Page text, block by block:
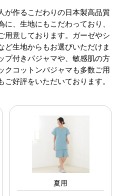
が作るこだわりの日本製高品質
、生地にもこだわっており、
用意しております。ガーゼやシ
ど生地からもお選びいただけま
プ付きパジャマや、敏感肌の方
クコットンパジャマも多数ご用
好評をいただいております。
夏用